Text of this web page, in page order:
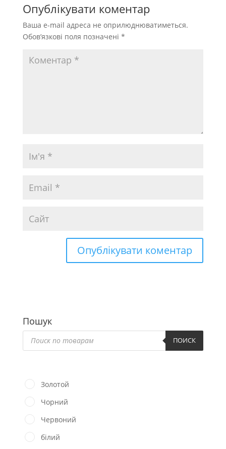
Опублікувати коментар
Ваша e-mail адреса не оприлюднюватиметься.
Обов’язкові поля позначені *
Пошук
Пошук
товарів ПОИСК
Золотой
Чорний
Червоний
білий